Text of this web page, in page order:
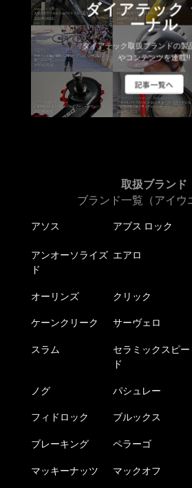
ダイアテック
ーナル
ダイアテック取扱ブランドの製
やコンテンツを連載!!
記事一覧へ
取扱ブランド
ブランド一覧（アイウ
アソス アブス ロック
アンオーソライズ
ド
エアロ
オーリンズ クリック
ケーンクリーク サーヴェロ
スラム
セラミックスピー
ド
ノグ パシュレー
フィドロック ブルックス
ブレーキング ペラーゴ
マッキーナッツ マックオフ